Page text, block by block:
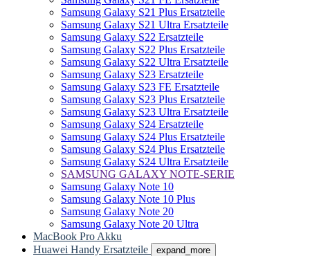
Samsung Galaxy S21 Plus Ersatzteile
Samsung Galaxy S21 Ultra Ersatzteile
Samsung Galaxy S22 Ersatzteile
Samsung Galaxy S22 Plus Ersatzteile
Samsung Galaxy S22 Ultra Ersatzteile
Samsung Galaxy S23 Ersatzteile
Samsung Galaxy S23 FE Ersatzteile
Samsung Galaxy S23 Plus Ersatzteile
Samsung Galaxy S23 Ultra Ersatzteile
Samsung Galaxy S24 Ersatzteile
Samsung Galaxy S24 Plus Ersatzteile
Samsung Galaxy S24 Plus Ersatzteile
Samsung Galaxy S24 Ultra Ersatzteile
SAMSUNG GALAXY NOTE-SERIE
Samsung Galaxy Note 10
Samsung Galaxy Note 10 Plus
Samsung Galaxy Note 20
Samsung Galaxy Note 20 Ultra
MacBook Pro Akku
Huawei Handy Ersatzteile
expand_more